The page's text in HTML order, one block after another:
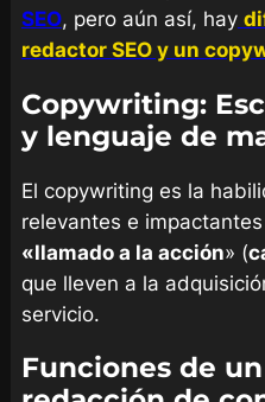
SEO, pero aún así, hay
redactor SEO y un
Copywriting:
y lenguaje de
El copywriting es la
relevantes e
«llamado a la acción» (
que lleven a la
servicio.
Funciones de